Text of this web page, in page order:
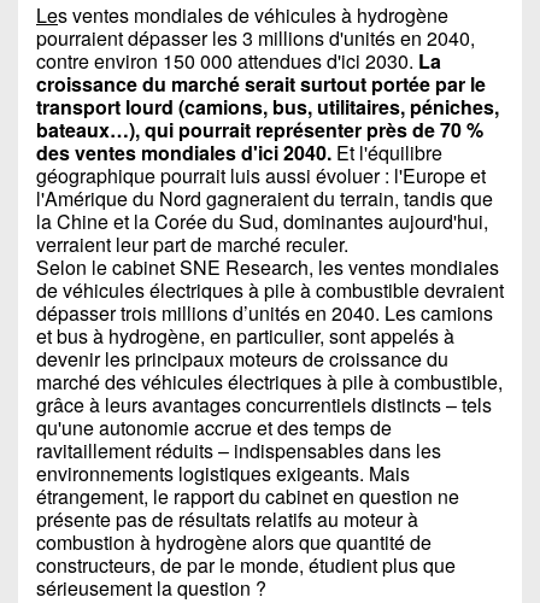
Les ventes mondiales de véhicules à hydrogène
pourraient dépasser les 3 millions d'unités en 2040,
contre environ 150 000 attendues d'ici 2030. La
croissance du marché serait surtout portée par le
transport lourd (camions, bus, utilitaires, péniches,
bateaux…), qui pourrait représenter près de 70 %
des ventes mondiales d'ici 2040. Et l'équilibre
géographique pourrait luis aussi évoluer : l'Europe et
l'Amérique du Nord gagneraient du terrain, tandis que
la Chine et la Corée du Sud, dominantes aujourd'hui,
verraient leur part de marché reculer.
Selon le cabinet SNE Research, les ventes mondiales
de véhicules électriques à pile à combustible devraient
dépasser trois millions d’unités en 2040. Les camions
et bus à hydrogène, en particulier, sont appelés à
devenir les principaux moteurs de croissance du
marché des véhicules électriques à pile à combustible,
grâce à leurs avantages concurrentiels distincts – tels
qu'une autonomie accrue et des temps de
ravitaillement réduits – indispensables dans les
environnements logistiques exigeants. Mais
étrangement, le rapport du cabinet en question ne
présente pas de résultats relatifs au moteur à
combustion à hydrogène alors que quantité de
constructeurs, de par le monde, étudient plus que
sérieusement la question ?